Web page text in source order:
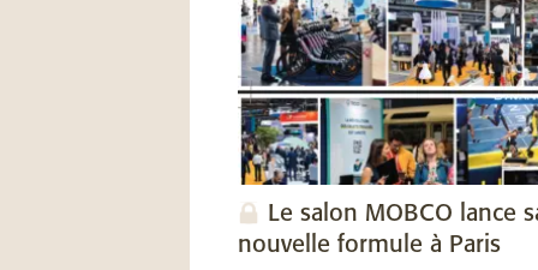
Le salon MOBCO lance
nouvelle formule à Paris